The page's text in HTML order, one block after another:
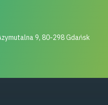
9, 80-298 Gdańsk